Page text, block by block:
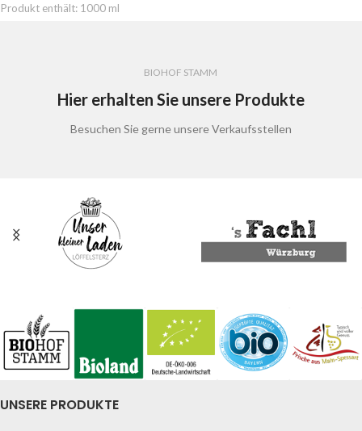
Produkt enthält: 1000 ml
BIOHOF STAMM
Hier erhalten Sie unsere Produkte
Besuchen Sie gerne unsere Verkaufsstellen
UNSERE PRODUKTE